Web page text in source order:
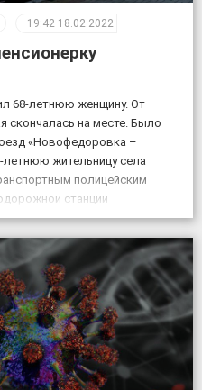
19:42 18.02.2022
68-летнюю женщину. От
скончалась на месте. Было
«Новофедоровка –
жительницу села
полицейским
станции
через железнодорожные
но на сигналы,